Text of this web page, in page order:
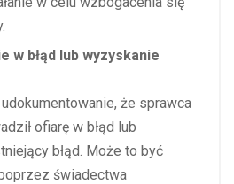
w błąd lub wyzyskanie
że sprawca
ofiarę w błąd lub
błąd. Może to być
świadectwa